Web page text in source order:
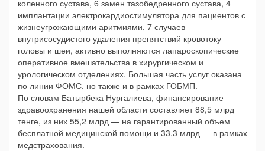
коленного сустава, 6 замен тазобедренного сустава, 4
имплантации электрокардиостимулятора для пациентов с
жизнеугрожающими аритмиями, 7 случаев
внутрисосудистого удаления препятствий кровотоку
головы и шеи, активно выполняются лапароскопические
оперативное вмешательства в хирургическом и
урологическом отделениях. Большая часть услуг оказана
по линии ФОМС, но также и в рамках ГОБМП.
По словам Батырбека Нургалиева, финансирование
здравоохранения нашей области составляет 88,5 млрд
тенге, из них 55,2 млрд — на гарантированный объем
бесплатной медицинской помощи и 33,3 млрд — в рамках
медстрахования.